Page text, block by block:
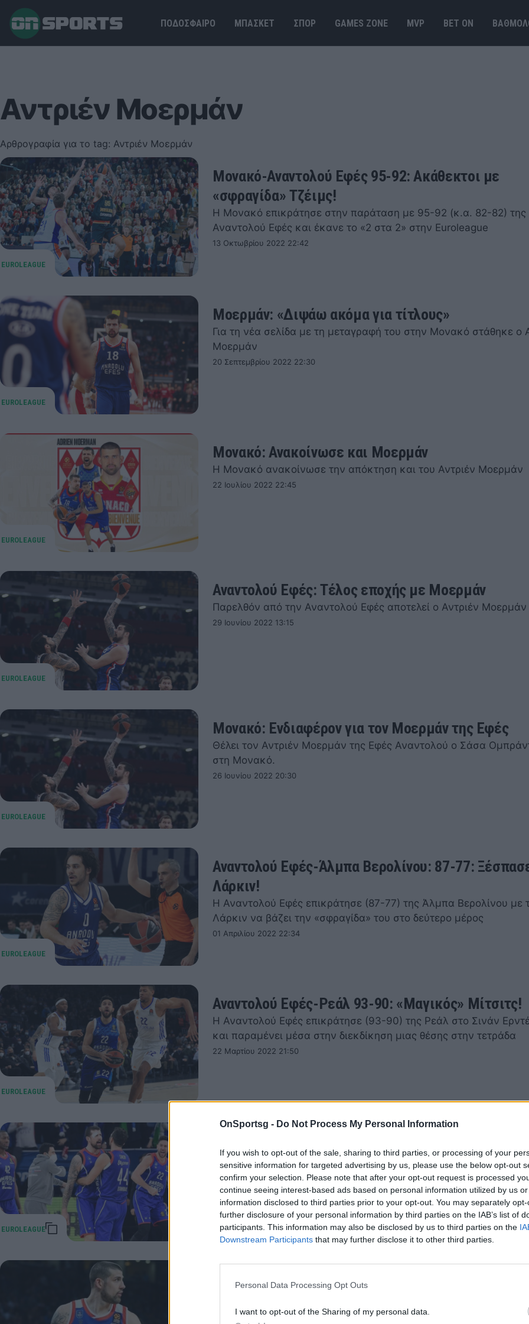
OnSportsg - Do Not Process My Personal Information
If you wish to opt-out of the sale, sharing to third parties, or processing of your
sensitive information for targeted advertising by us, please use the below opt-out
confirm your selection. Please note that after your opt-out request is processed
continue seeing interest-based ads based on personal information utilized by us
information disclosed to third parties prior to your opt-out. You may separately
further disclosure of your personal information by third parties on the IAB’s list of
participants. This information may also be disclosed by us to third parties on the
Downstream Participants that may further disclose it to other third parties.
Personal Data Processing Opt Outs
I want to opt-out of the Sharing of my personal data.
ΠΟΔΟΣΦΑΙΡΟ ΜΠΑΣΚΕΤ ΣΠΟΡ GAMES ΖΟΝΕ MVP BET ΟΝ
Αντριέν Μοερμάν
Αρθρογραφία για το tag: Αντριέν Μοερμάν
Μονακό-Αναντολού Εφές 95-92: Ακάθεκτοι με
«σφραγίδα» Τζέιμς!
Η Μονακό επικράτησε στην παράταση με 95-92 (κ.α. 82-82) της
Αναντολού Εφές και έκανε το «2 στα 2» στην Euroleague
13 Οκτωβρίου 2022 22:42
Μοερμάν: «Διψάω ακόμα για τίτλους»
Για τη νέα σελίδα με τη μεταγραφή του στην Μονακό στάθηκε ο
Μοερμάν
20 Σεπτεμβρίου 2022 22:30
Μονακό: Ανακοίνωσε και Μοερμάν
Η Μονακό ανακοίνωσε την απόκτηση και του Αντριέν Μοερμάν
22 Ιουλίου 2022 22:45
Αναντολού Εφές: Τέλος εποχής με Μοερμάν
Παρελθόν από την Αναντολού Εφές αποτελεί ο Αντριέν Μοερμάν
29 Ιουνίου 2022 13:15
Μονακό: Ενδιαφέρον για τον Μοερμάν της Εφές
Θέλει τον Αντριέν Μοερμάν της Εφές Αναντολού ο Σάσα
στη Μονακό.
26 Ιουνίου 2022 20:30
Αναντολού Εφές-Άλμπα Βερολίνου: 87-77:
Λάρκιν!
Η Αναντολού Εφές επικράτησε (87-77) της Άλμπα Βερολίνου με
Λάρκιν να βάζει την «σφραγίδα» του στο δεύτερο μέρος
01 Απριλίου 2022 22:34
Αναντολού Εφές-Ρεάλ 93-90: «Μαγικός» Μίτσιτς!
Η Αναντολού Εφές επικράτησε (93-90) της Ρεάλ στο Σινάν
και παραμένει μέσα στην διεκδίκηση μιας θέσης στην τετράδα
22 Μαρτίου 2022 21:50
κερδίζω»
Αναντολού Εφές-Παναθηναϊκός ΟΠΑΠ: Για το τρίποντο που
νίκη στην ομάδα του μίλησε ο Αντριέν Μοερμάν
21 Ιανουαρίου 2022 22:36
Αναντολού Εφές-Παναθηναϊκός ΟΠΑΠ: Το
Ερντέν